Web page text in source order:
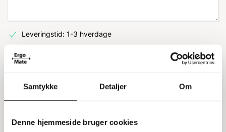
Samtykke Detaljer Om
Denne hjemmeside bruger cookies
Leveringstid: 1-3 hverdage
Information Specifikationer